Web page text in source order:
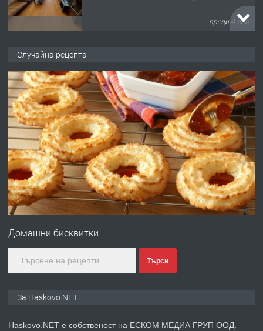
преди 4 дни
АПАРТАМЕНТ В ЦЕНТЪРА НА ГР.
ХАСКОВО
преди 5 дни
ПРЕДЛАГА Давам гараж под наем
преди 5 дни
ПРЕДЛАГА
№4120 Магазин/Офис под наем в кв.
градската градина!
Случайна рецепта
Домашни бисквитки
Търси
За Haskovo.NET
Haskovo.NET е собственост на ЕСКОМ МЕДИА ГРУП ООД.